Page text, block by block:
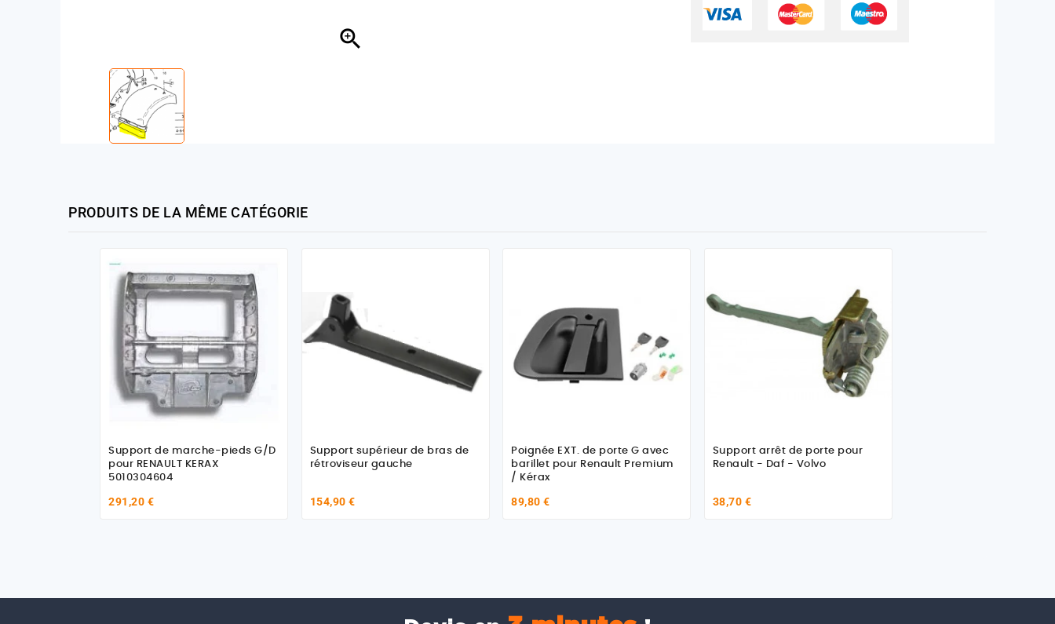

PRODUITS DE LA MÊME CATÉGORIE
Support de marche-pieds G/D
pour RENAULT KERAX
5010304604
291,20 €
Support supérieur de bras de
rétroviseur gauche
154,90 €
Poignée EXT. de porte G avec
barillet pour Renault Premium
/ Kérax
89,80 €
Support arrêt de porte pour
Renault - Daf - Volvo
38,70 €